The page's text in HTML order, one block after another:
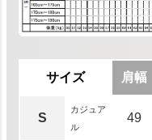
サイズ 肩幅
S
カジュア
ル
49